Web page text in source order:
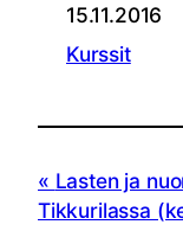
15.11.2016
Kurssit
Lasten ja
Tikkurilassa